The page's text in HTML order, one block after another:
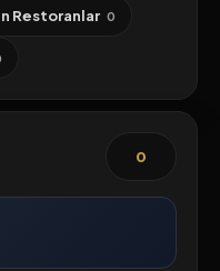
Restoranlar 0
0